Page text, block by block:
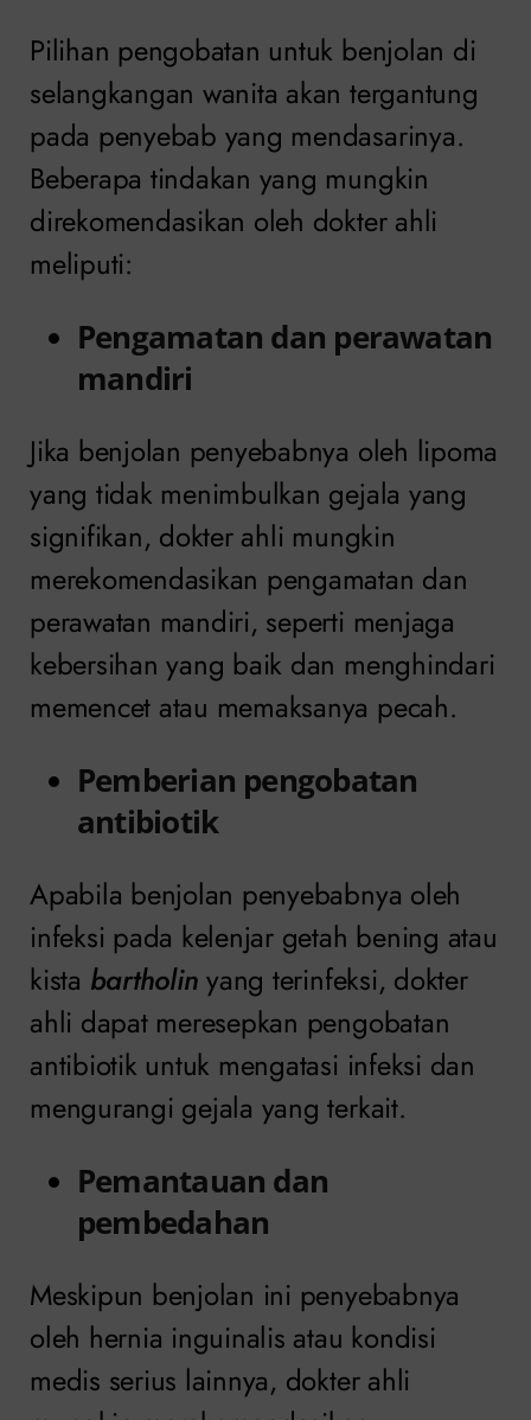
Pilihan pengobatan untuk benjolan di
selangkangan wanita akan tergantung
pada penyebab yang mendasarinya.
Beberapa tindakan yang mungkin
direkomendasikan oleh dokter ahli
meliputi:
Pengamatan dan perawatan
mandiri
Jika benjolan penyebabnya oleh lipoma
yang tidak menimbulkan gejala yang
signifikan, dokter ahli mungkin
merekomendasikan pengamatan dan
perawatan mandiri, seperti menjaga
kebersihan yang baik dan menghindari
memencet atau memaksanya pecah.
Pemberian pengobatan
antibiotik
Apabila benjolan penyebabnya oleh
infeksi pada kelenjar getah bening atau
kista bartholin yang terinfeksi, dokter
ahli dapat meresepkan pengobatan
antibiotik untuk mengatasi infeksi dan
mengurangi gejala yang terkait.
Pemantauan dan
pembedahan
Meskipun benjolan ini penyebabnya
oleh hernia inguinalis atau kondisi
medis serius lainnya, dokter ahli